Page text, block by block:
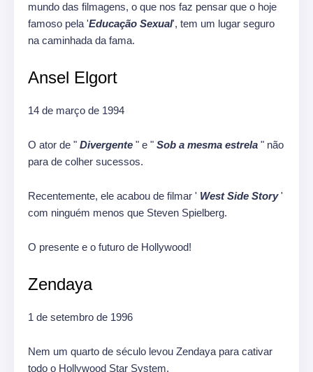
mundo das filmagens, o que nos faz pensar que o hoje
famoso pela 'Educação Sexual', tem um lugar seguro
na caminhada da fama.
Ansel Elgort
14 de março de 1994
O ator de " Divergente " e " Sob a mesma estrela " não
para de colher sucessos.
Recentemente, ele acabou de filmar ' West Side Story'
com ninguém menos que Steven Spielberg.
O presente e o futuro de Hollywood!
Zendaya
1 de setembro de 1996
Nem um quarto de século levou Zendaya para cativar
todo o Hollywood Star System.